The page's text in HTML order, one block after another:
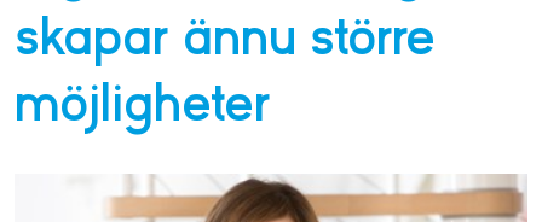
skapar ännu större
möjligheter